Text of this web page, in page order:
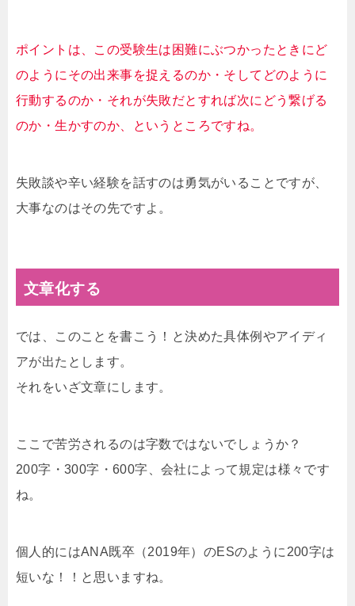
ポイントは、この受験生は困難にぶつかったときにど
のようにその出来事を捉えるのか・そしてどのように
行動するのか・それが失敗だとすれば次にどう繋げる
のか・生かすのか、というところですね。
失敗談や辛い経験を話すのは勇気がいることですが、
大事なのはその先ですよ。
文章化する
では、このことを書こう！と決めた具体例やアイディ
アが出たとします。
それをいざ文章にします。
ここで苦労されるのは字数ではないでしょうか？
200字・300字・600字、会社によって規定は様々です
ね。
個人的にはANA既卒（2019年）のESのように200字は
短いな！！と思いますね。